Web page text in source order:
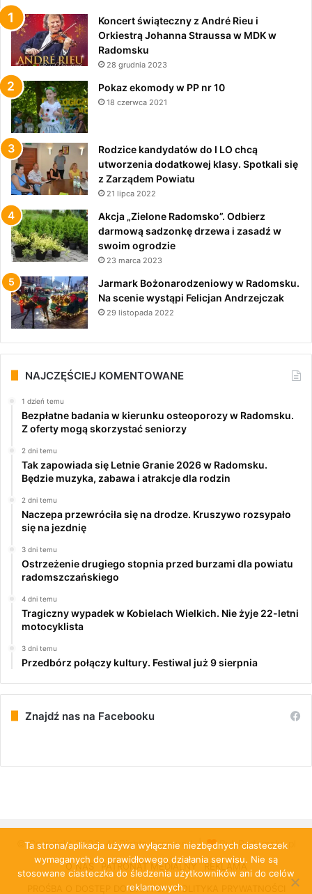
Koncert świąteczny z André Rieu i
Orkiestrą Johanna Straussa w MDK w
Radomsku
28 grudnia 2023
Pokaz ekomody w PP nr 10
18 czerwca 2021
Rodzice kandydatów do I LO chcą
utworzenia dodatkowej klasy. Spotkali się
z Zarządem Powiatu
21 lipca 2022
Akcja „Zielone Radomsko”. Odbierz
darmową sadzonkę drzewa i zasadź w
swoim ogrodzie
23 marca 2023
Jarmark Bożonarodzeniowy w Radomsku.
Na scenie wystąpi Felicjan Andrzejczak
29 listopada 2022
NAJCZĘŚCIEJ KOMENTOWANE
1 dzień temu
Bezpłatne badania w kierunku osteoporozy w Radomsku.
Z oferty mogą skorzystać seniorzy
2 dni temu
Tak zapowiada się Letnie Granie 2026 w Radomsku.
Będzie muzyka, zabawa i atrakcje dla rodzin
2 dni temu
Naczepa przewróciła się na drodze. Kruszywo rozsypało
się na jezdnię
3 dni temu
Ostrzeżenie drugiego stopnia przed burzami dla powiatu
radomszczańskiego
4 dni temu
Tragiczny wypadek w Kobielach Wielkich. Nie żyje 22-letni
motocyklista
3 dni temu
Przedbórz połączy kultury. Festiwal już 9 sierpnia
Znajdź nas na Facebooku
© Copyright 2026, All Rights Reserved | PulsRadomska.pl
O NAS PATRONAT MEDIALNY
REKLAMA
PROŚBA O DOSTĘP DO DANYCH
POLITYKA PRYWATNOŚCI
Ta strona/aplikacja używa wyłącznie niezbędnych ciasteczek
wymaganych do prawidłowego działania serwisu. Nie są
stosowane ciasteczka do śledzenia użytkowników ani do celów
reklamowych.